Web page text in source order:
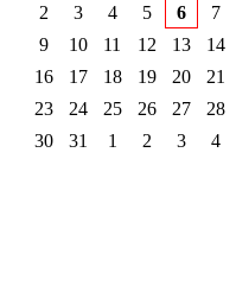
2
3 4 5 6 7
9
10 11 12 13 14
16
17 18 19 20 21
23
24 25 26 27 28
30
31 1 2 3 4